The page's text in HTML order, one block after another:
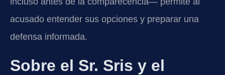
acusado entender sus opciones y preparar una
defensa informada.
Sobre el Sr. Sris y el